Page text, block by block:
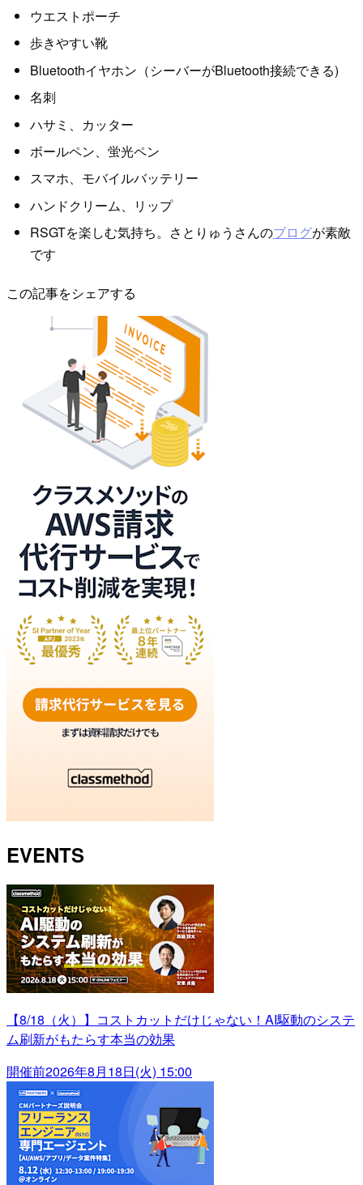
ウエストポーチ
歩きやすい靴
Bluetoothイヤホン（シーバーがBluetooth接続できる)
名刺
ハサミ、カッター
ボールペン、蛍光ペン
スマホ、モバイルバッテリー
ハンドクリーム、リップ
RSGTを楽しむ気持ち。さとりゅうさんのブログが素敵
です
この記事をシェアする
EVENTS
【8/18（火）】コストカットだけじゃない！AI駆動のシステ
ム刷新がもたらす本当の効果
開催前2026年8月18日(火) 15:00